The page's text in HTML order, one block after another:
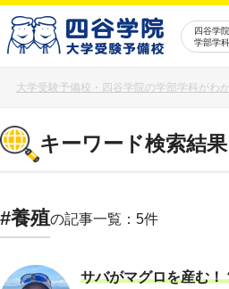
四谷学
学部学
大学受験予備校・四谷学院の学部学科がわ
キーワード検索結果
#養殖の記事一覧：5件
サバがマグロを産む